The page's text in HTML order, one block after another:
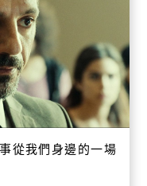
從我們身邊的一場